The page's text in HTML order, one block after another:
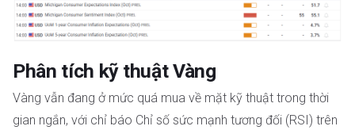
Phân tích kỹ thuật Vàng
Vàng vẫn đang ở mức quá mua về mặt kỹ thuật trong thời
gian ngắn, với chỉ báo Chỉ số sức mạnh tương đối (RSI) trên